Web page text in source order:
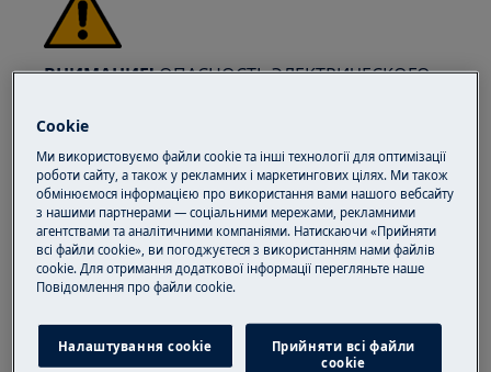
ВНИМАНИЕ!ОПАСНОСТЬ ЭЛЕКТРИЧЕСКОГО
Перед любым ремонтом или обслуживанием
отключите прибор и выньте вилку из розетки.
Cookie
Ми використовуємо файли cookie та інші технології для оптимізації
роботи сайту, а також у рекламних і маркетингових цілях. Ми також
обмінюємося інформацією про використання вами нашого вебсайту
з нашими партнерами — соціальними мережами, рекламними
агентствами та аналітичними компаніями. Натискаючи «Прийняти
всі файли cookie», ви погоджуєтеся з використанням нами файлів
cookie. Для отримання додаткової інформації перегляньте наше
Пoвідомлення прo файли cookie.
Налаштування cookie
Прийняти всі файли
сookie